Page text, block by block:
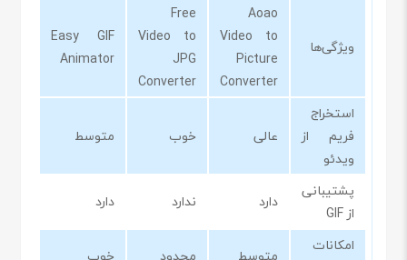
ویژگی‌ها
Aoao
Video to
Picture
Converter
Free
Video to
JPG
Converter
Easy GIF
Animator
استخراج
فریم از
ویدئو
عالی خوب متوسط
پشتیبانی
از GIF
دارد ندارد
دارد
امکانات